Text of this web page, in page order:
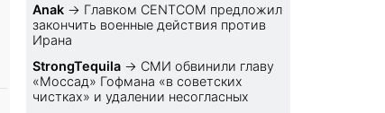
Anak → Главком CENTCOM предложил
закончить военные действия против
Ирана
StrongTequila → СМИ обвинили главу
«Моссад» Гофмана «в советских
чистках» и удалении несогласных